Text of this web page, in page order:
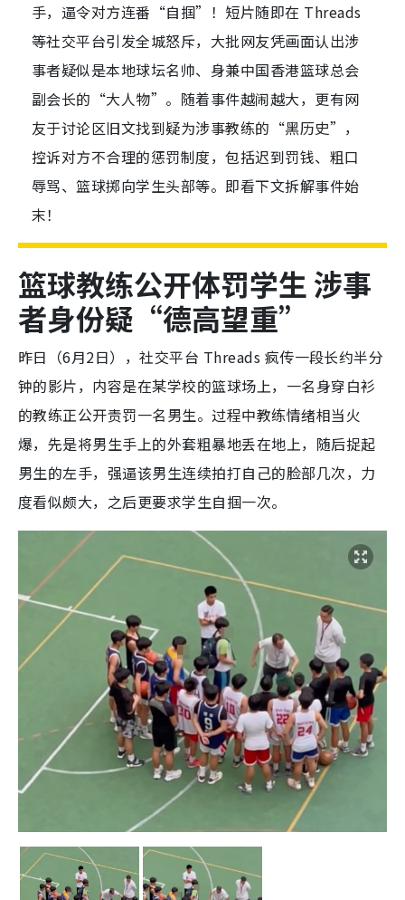
手，逼令对方连番“自掴”！短片随即在 Threads
等社交平台引发全城怒斥，大批网友凭画面认出涉
事者疑似是本地球坛名帅、身兼中国香港篮球总会
副会长的“大人物”。随着事件越闹越大，更有网
友于讨论区旧文找到疑为涉事教练的“黑历史”，
控诉对方不合理的惩罚制度，包括迟到罚钱、粗口
辱骂、篮球掷向学生头部等。即看下文拆解事件始
末！
篮球教练公开体罚学生 涉事
者身份疑“德高望重”
昨日（6月2日），社交平台 Threads 疯传一段长约半分
钟的影片，内容是在某学校的篮球场上，一名身穿白衫
的教练正公开责罚一名男生。过程中教练情绪相当火
爆，先是将男生手上的外套粗暴地丢在地上，随后捉起
男生的左手，强逼该男生连续拍打自己的脸部几次，力
度看似颇大，之后更要求学生自掴一次。